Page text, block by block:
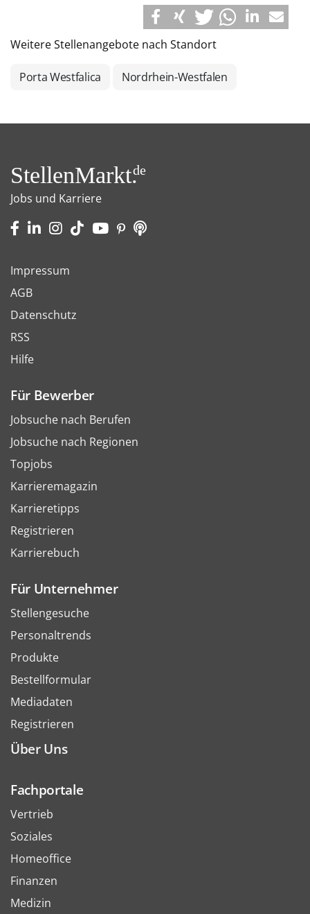
Weitere Stellenangebote nach Standort
Porta Westfalica Nordrhein-Westfalen
StellenMarkt.de
Jobs und Karriere
Impressum
AGB
Datenschutz
RSS
Hilfe
Für Bewerber
Jobsuche nach Berufen
Jobsuche nach Regionen
Topjobs
Karrieremagazin
Karrieretipps
Registrieren
Karrierebuch
Für Unternehmer
Stellengesuche
Personaltrends
Produkte
Bestellformular
Mediadaten
Registrieren
Über Uns
Fachportale
Vertrieb
Soziales
Homeoffice
Finanzen
Medizin